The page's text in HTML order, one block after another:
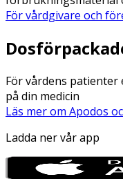
För vårdgivare och
För vårdens
på din medicin
Läs mer om Apodos
Ladda ner vår app